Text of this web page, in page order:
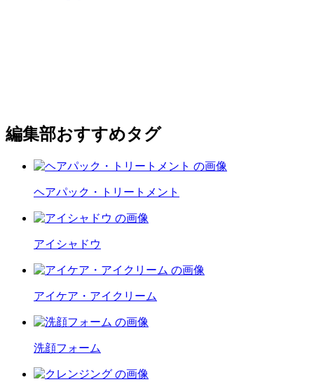
編集部おすすめタグ
ヘアパック・トリートメント
アイシャドウ
アイケア・アイクリーム
洗顔フォーム